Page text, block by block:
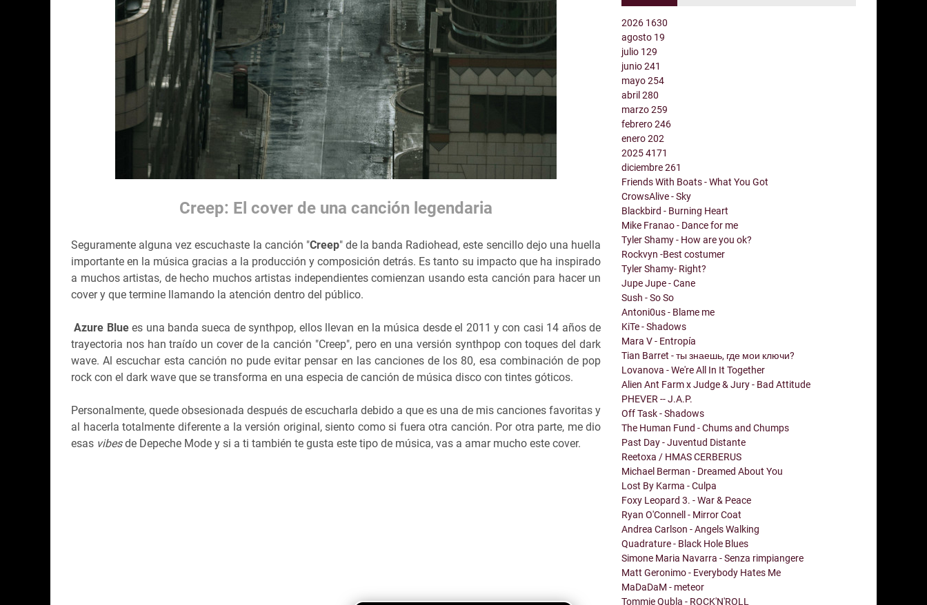
Creep: El cover de una canción legendaria
Seguramente alguna vez escuchaste la canción "Creep" de la banda Radiohead, este sencillo dejo una huella
importante en la música gracias a la producción y composición detrás. Es tanto su impacto que ha inspirado
a muchos artistas, de hecho muchos artistas independientes comienzan usando esta canción para hacer un
cover y que termine llamando la atención dentro del público.
Azure Bluees una banda sueca de synthpop, ellos llevan en la música desde el 2011 y con casi 14 años de
trayectoria nos han traído un cover de la canción "Creep", pero en una versión synthpop con toques del dark
wave. Al escuchar esta canción no pude evitar pensar en las canciones de los 80, esa combinación de pop
rock con el dark wave que se transforma en una especia de canción de música disco con tintes góticos.
Personalmente, quede obsesionada después de escucharla debido a que es una de mis canciones favoritas y
al hacerla totalmente diferente a la versión original, siento como si fuera otra canción. Por otra parte, me dio
esas vibesde Depeche Mode y si a ti también te gusta este tipo de música, vas a amar mucho este cover.
2026 1630
agosto 19
julio 129
junio241
mayo254
abril280
marzo259
febrero246
enero202
20254171
diciembre261
Friends With Boats - What You Got
CrowsAlive - Sky
Blackbird - Burning Heart
Mike Franao - Dance for me
Tyler Shamy - How are you ok?
Rockvyn -Best costumer
Tyler Shamy- Right?
Jupe Jupe - Cane
Sush - So So
Antoni0us - Blame me
KiTe - Shadows
Mara V - Entropía
Tian Barret - ты знаешь, где мои ключи?
Lovanova - We're All In It Together
Alien Ant Farm x Judge & Jury - Bad Attitude
PHEVER -- J.A.P.
Off Task - Shadows
The Human Fund - Chums and Chumps
Past Day - Juventud Distante
Reetoxa / HMAS CERBERUS
Michael Berman - Dreamed About You
Lost By Karma - Culpa
Foxy Leopard 3. - War & Peace
Ryan O'Connell - Mirror Coat
Andrea Carlson - Angels Walking
Quadrature - Black Hole Blues
Simone Maria Navarra - Senza rimpiangere
Matt Geronimo - Everybody Hates Me
MaDaDaM - meteor
Tommie Qubla - ROCK'N'ROLL